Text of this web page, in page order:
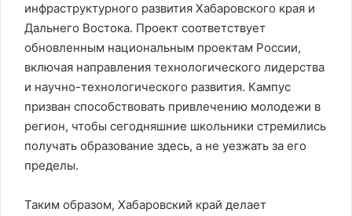
инфраструктурного развития Хабаровского края и
Дальнего Востока. Проект соответствует
обновленным национальным проектам России,
включая направления технологического лидерства
и научно-технологического развития. Кампус
призван способствовать привлечению молодежи в
регион, чтобы сегодняшние школьники стремились
получать образование здесь, а не уезжать за его
пределы.
Таким образом, Хабаровский край делает